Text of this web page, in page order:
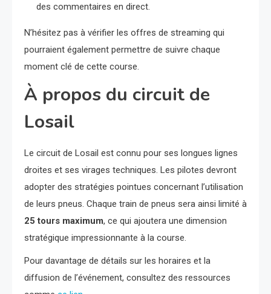
des commentaires en direct.
N’hésitez pas à vérifier les offres de streaming qui
pourraient également permettre de suivre chaque
moment clé de cette course.
À propos du circuit de
Losail
Le circuit de Losail est connu pour ses longues lignes
droites et ses virages techniques. Les pilotes devront
adopter des stratégies pointues concernant l’utilisation
de leurs pneus. Chaque train de pneus sera ainsi limité à
25 tours maximum, ce qui ajoutera une dimension
stratégique impressionnante à la course.
Pour davantage de détails sur les horaires et la
diffusion de l’événement, consultez des ressources